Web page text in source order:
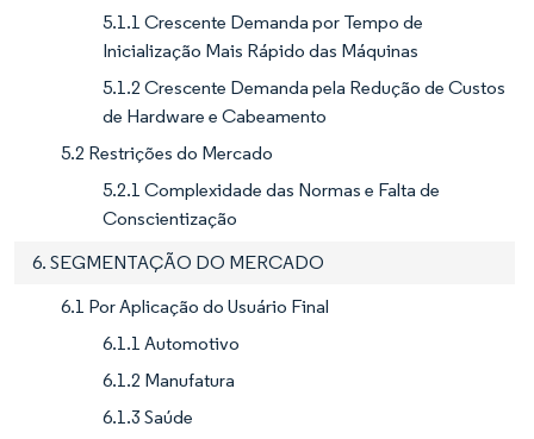
5.1.1 Crescente Demanda por Tempo de
Inicialização Mais Rápido das Máquinas
5.1.2 Crescente Demanda pela Redução de Custos
de Hardware e Cabeamento
5.2 Restrições do Mercado
5.2.1 Complexidade das Normas e Falta de
Conscientização
6. SEGMENTAÇÃO DO MERCADO
6.1 Por Aplicação do Usuário Final
6.1.1 Automotivo
6.1.2 Manufatura
6.1.3 Saúde